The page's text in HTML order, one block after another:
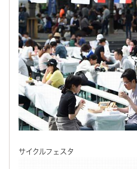
サイクルフェスタ